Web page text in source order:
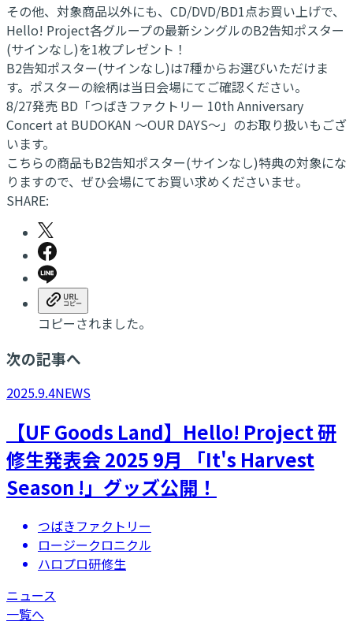
その他、対象商品以外にも、CD/DVD/BD1点お買い上げで、
Hello! Project各グループの最新シングルのB2告知ポスター
(サインなし)を1枚プレゼント！
B2告知ポスター(サインなし)は7種からお選びいただけま
す。ポスターの絵柄は当日会場にてご確認ください。
8/27発売 BD「つばきファクトリー 10th Anniversary
Concert at BUDOKAN ～OUR DAYS～」のお取り扱いもござ
います。
こちらの商品もB2告知ポスター(サインなし)特典の対象にな
りますので、ぜひ会場にてお買い求めくださいませ。
SHARE:
コピーされました。
次の記事へ
2025.9.4NEWS
【UF Goods Land】Hello! Project 研
修生発表会 2025 9月 「It's Harvest
Season !」グッズ公開！
つばきファクトリー
ロージークロニクル
ハロプロ研修生
ニュース
一覧へ